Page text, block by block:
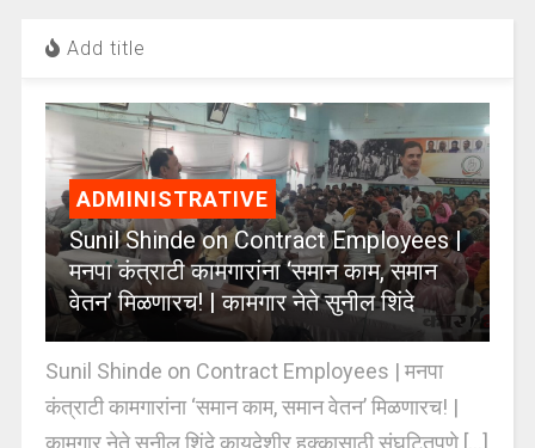
Add title
ADMINISTRATIVE
Sunil Shinde on Contract Employees |
मनपा कंत्राटी कामगारांना ‘समान काम, समान
वेतन’ मिळणारच! | कामगार नेते सुनील शिंदे
Sunil Shinde on Contract Employees | मनपा
कंत्राटी कामगारांना ‘समान काम, समान वेतन’ मिळणारच! |
कामगार नेते सुनील शिंदे कायदेशीर हक्कासाठी संघटितपणे [...]